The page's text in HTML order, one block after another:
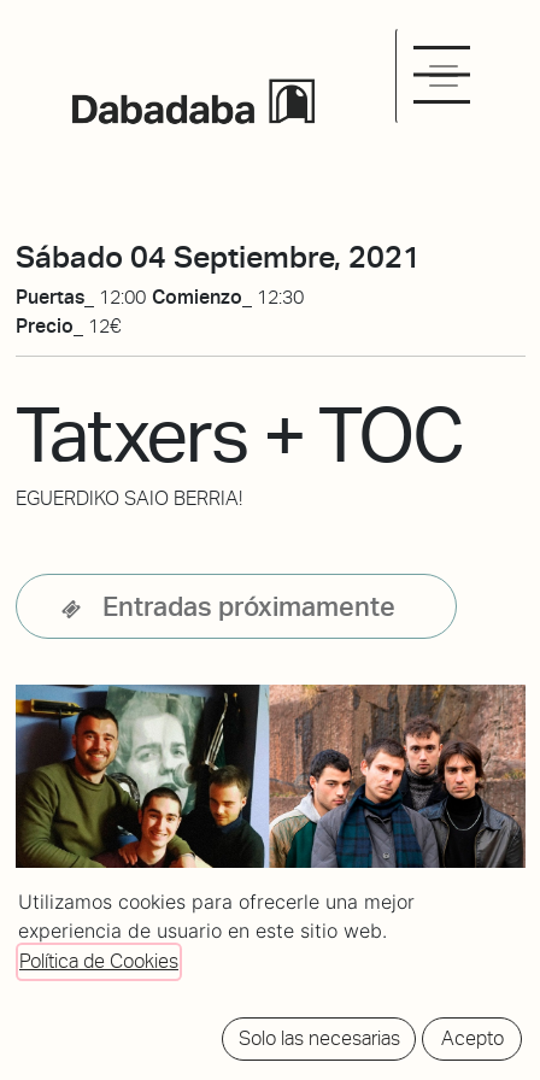
Sábado 04 Septiembre, 2021
Puertas_ 12:00 Comienzo_
12:30
Precio_
12€
Tatxers + TOC
EGUERDIKO SAIO BERRIA!
Entradas próximamente
Utilizamos cookies para ofrecerle una mejor
experiencia de usuario en este sitio web.
Política de Cookies
Solo las necesarias Acepto